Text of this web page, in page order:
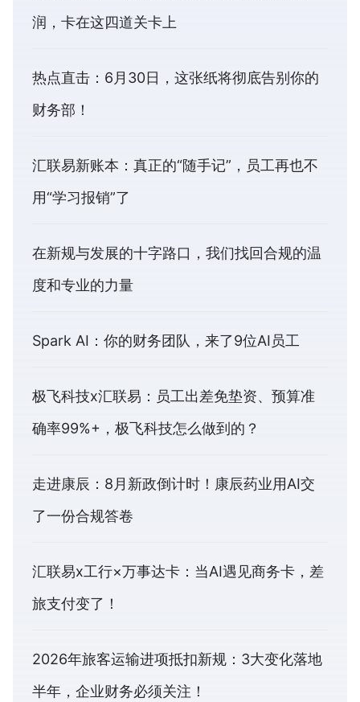
润，卡在这四道关卡上
热点直击：6月30日，这张纸将彻底告别你的
财务部！
汇联易新账本：真正的“随手记”，员工再也不
用“学习报销”了
在新规与发展的十字路口，我们找回合规的温
度和专业的力量
Spark AI：你的财务团队，来了9位AI员工
极飞科技x汇联易：员工出差免垫资、预算准
确率99%+，极飞科技怎么做到的？
走进康辰：8月新政倒计时！康辰药业用AI交
了一份合规答卷
汇联易x工行×万事达卡：当AI遇见商务卡，差
旅支付变了！
2026年旅客运输进项抵扣新规：3大变化落地
半年，企业财务必须关注！